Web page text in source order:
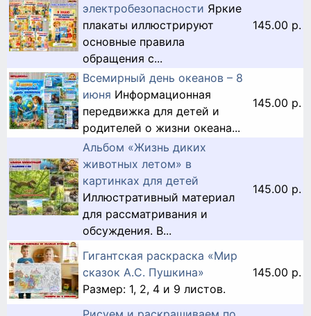
электробезопасности Яркие
плакаты иллюстрируют
основные правила
обращения с...
145.00 р.
Всемирный день океанов – 8
июня Информационная
передвижка для детей и
родителей о жизни океана...
145.00 р.
Альбом «Жизнь диких
животных летом» в
картинках для детей
Иллюстративный материал
для рассматривания и
обсуждения. В...
145.00 р.
Гигантская раскраска «Мир
сказок А.С. Пушкина»
Размер: 1, 2, 4 и 9 листов.
145.00 р.